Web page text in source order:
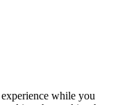
while you